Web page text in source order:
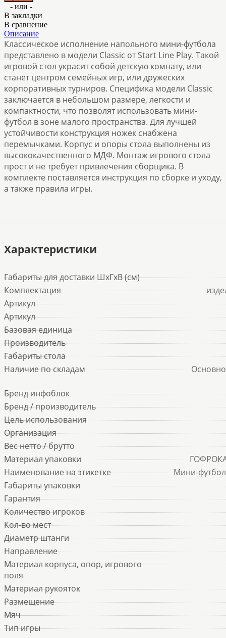
- или -
В закладки
В сравнение
Описание
Классическое исполнение напольного мини-футбола
представлено в модели Сlassic от Start Line Play. Такой
игровой стол украсит собой детскую комнату, или
станет центром семейных игр, или дружеских
корпоративных турниров. Специфика модели Сlassic
заключается в небольшом размере, легкости и
компактности, что позволят использовать мини-
футбол в зоне малого пространства. Для лучшей
устойчивости конструкция ножек снабжена
перемычками. Корпус и опоры стола выполнены из
высококачественного МДФ. Монтаж игрового стола
прост и не требует привлечения сборщика. В
комплекте поставляется инструкция по сборке и уходу,
а также правила игры.
Характеристики
Габариты для доставки ШхГхВ (см)
Комплектация
Артикул
Артикул
Базовая единица
Производитель
Габариты стола
Наличие по складам
Бренд инфоблок
Бренд / производитель
Цель использования
Организация
Вес нетто / брутто
Материал упаковки
Наименование на этикетке
Мини-футбол
Габариты упаковки
Гарантия
Количество игроков
Кол-во мест
Диаметр штанги
Направление
Материал корпуса, опор, игрового
поля
Материал рукояток
Размещение
Мяч
Тип игры